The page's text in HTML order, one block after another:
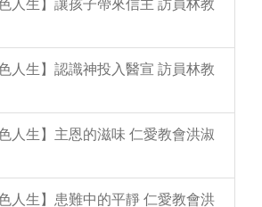
人生】讓孩子帶來信主 訪員林教
人生】認識神投入醫宣 訪員林教
人生】主恩的滋味 仁愛教會洪淑
人生】患難中的平靜 仁愛教會洪